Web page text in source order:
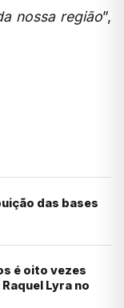
nossa região”,
das bases
é oito vezes
Lyra no